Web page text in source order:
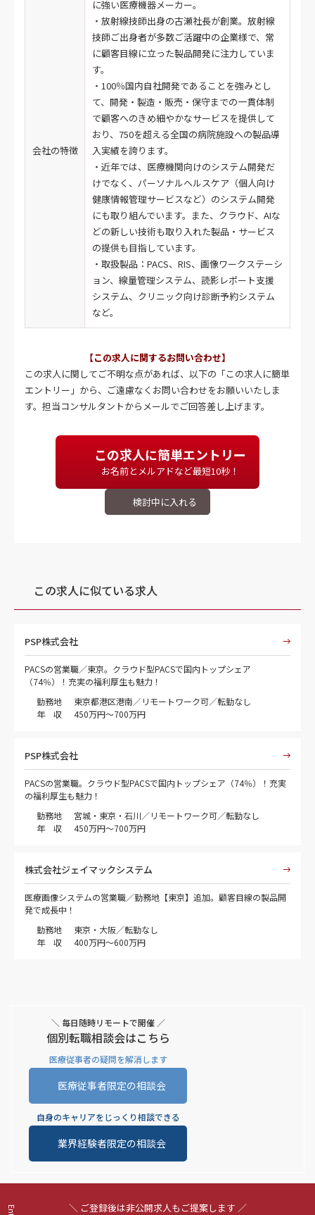
会社の特徴
に強い医療機器メーカー。
・放射線技師出身の古瀬社長が創業。放射線
技師ご出身者が多数ご活躍中の企業様で、常
に顧客目線に立った製品開発に注力していま
す。
・100％国内自社開発であることを強みとし
て、開発・製造・販売・保守までの一貫体制
で顧客へのきめ細やかなサービスを提供して
おり、750を超える全国の病院施設への製品導
入実績を誇ります。
・近年では、医療機関向けのシステム開発だ
けでなく、パーソナルヘルスケア（個人向け
健康情報管理サービスなど）のシステム開発
にも取り組んでいます。また、クラウド、AIな
どの新しい技術も取り入れた製品・サービス
の提供も目指しています。
・取扱製品：PACS、RIS、画像ワークステーシ
ョン、線量管理システム、読影レポート支援
システム、クリニック向け診断予約システム
など。
【この求人に関するお問い合わせ】
この求人に関してご不明な点があれば、以下の「この求人に簡単
エントリー」から、ご遠慮なくお問い合わせをお願いいたしま
す。担当コンサルタントからメールでご回答差し上げます。
この求人に簡単エントリー
お名前とメルアドなど最短10秒！
この求人に似ている求人
PSP株式会社
PACSの営業職／東京。クラウド型PACSで国内トップシェア
（74％）！充実の福利厚生も魅力！
勤務地
東京都港区港南／リモートワーク可／転勤なし
年 収
450万円～700万円
PSP株式会社
PACSの営業職。クラウド型PACSで国内トップシェア（74％）！充実
の福利厚生も魅力！
勤務地
宮城・東京・石川／リモートワーク可／転勤なし
年 収
450万円～700万円
株式会社ジェイマックシステム
医療画像システムの営業職／勤務地【東京】追加。顧客目線の製品開
発で成長中！
勤務地
東京・大阪／転勤なし
年 収
400万円～600万円
＼ 毎日随時リモートで開催 ／
個別転職相談会はこちら
医療従事者の疑問を解消します
医療従事者限定の相談会
自身のキャリアをじっくり相談できる
業界経験者限定の相談会
＼ ご登録後は非公開求人もご提案します ／